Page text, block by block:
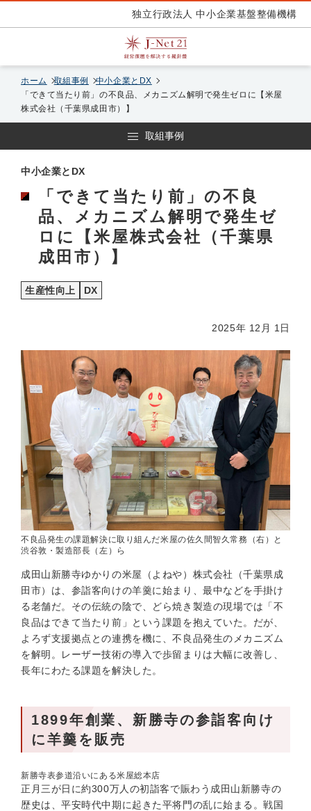
独立行政法人 中小企業基盤整備機構
ホーム 取組事例
中小企業とDX
「できて当たり前」の不良品、メカニズム解明で発生ゼロに【米屋
株式会社（千葉県成田市）】
取組事例
中小企業とDX
「できて当たり前」の不良
品、メカニズム解明で発生ゼ
ロに【米屋株式会社（千葉県
成田市）】
生産性向上 DX
2025年 12月 1日
不良品発生の課題解決に取り組んだ米屋の佐久間智久常務（右）と
渋谷敦・製造部長（左）ら
成田山新勝寺ゆかりの米屋（よねや）株式会社（千葉県成
田市）は、参詣客向けの羊羹に始まり、最中などを手掛け
る老舗だ。その伝統の陰で、どら焼き製造の現場では「不
良品はできて当たり前」という課題を抱えていた。だが、
よろず支援拠点との連携を機に、不良品発生のメカニズム
を解明。レーザー技術の導入で歩留まりは大幅に改善し、
長年にわたる課題を解決した。
1899年創業、新勝寺の参詣客向け
に羊羹を販売
新勝寺表参道沿いにある米屋総本店
正月三が日に約300万人の初詣客で賑わう成田山新勝寺の
歴史は、平安時代中期に起きた平将門の乱に始まる。戦国